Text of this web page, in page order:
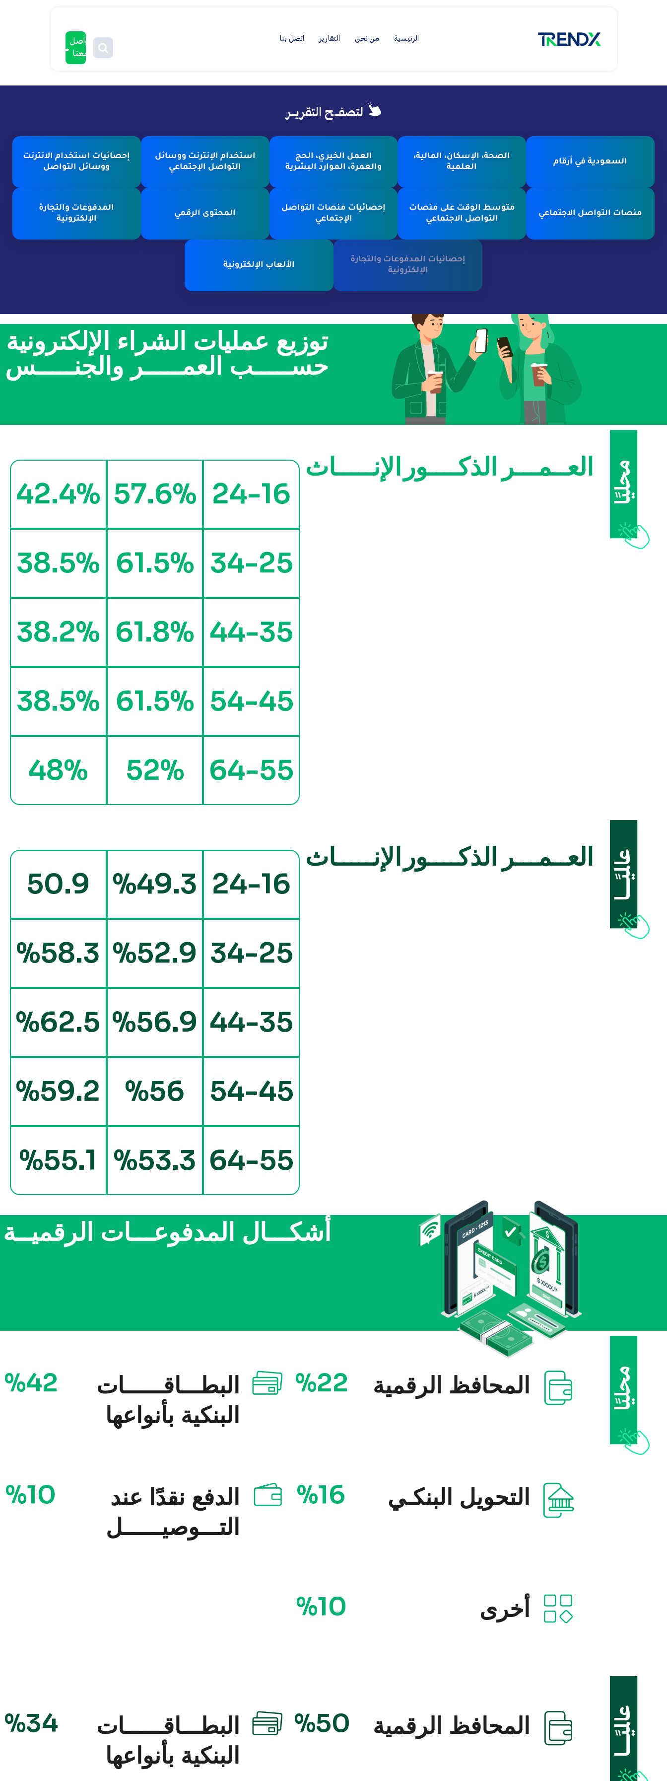
الرئيسية من نحن التقارير اتصل بنا
تواصل
معنا
لتصفــح التقريــر
السعودية في أرقام
الصحة، الإسكان، المالية،
العلمية
العمل الخيري، الحج
والعمرة، الموارد البشرية
استخدام الإنترنت ووسائل
التواصل الإجتماعي
إحصائيات استخدام الانترنت
ووسائل التواصل
منصات التواصل الاجتماعي
متوسط الوقت على منصات
التواصل الاجتماعي
إحصائيات منصات التواصل
الإجتماعي
المحتوى الرقمي
المدفوعات والتجارة
الإلكترونية
إحصائيات المدفوعات والتجارة
الإلكترونية
الألعاب الإلكترونية
توزيع عمليات الشراء الإلكترونية
حســـــب العمـــــر والجنـــــس
العــمـــر الذكــــور الإنـــــاث
24-16
34-25
44-35
54-45
64-55
57.6%
61.5%
61.8%
61.5%
52%
42.4%
38.5%
38.2%
38.5%
48%
العــمـــر الذكــــور الإنـــــاث
24-16
34-25
44-35
54-45
64-55
%49.3
%52.9
%56.9
%56
%53.3
50.9
%58.3
%62.5
%59.2
%55.1
أشكـــال المدفوعـــات الرقميــة
المحافظ الرقمية %22
البطـــاقــــــات
البنكية بأنواعها
%42
التحويل البنكـي %16
الدفع نقدًا عند
التـــوصيــــــل
%10
أخرى %10
المحافظ الرقمية %50
البطـــاقــــــات
البنكية بأنواعها
%34